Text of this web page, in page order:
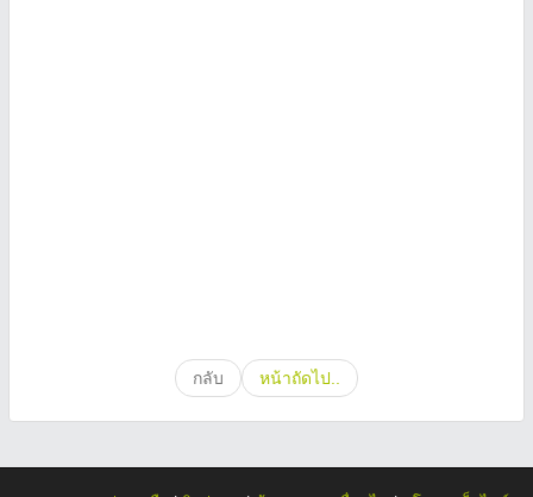
กลับ หน้าถัดไป..